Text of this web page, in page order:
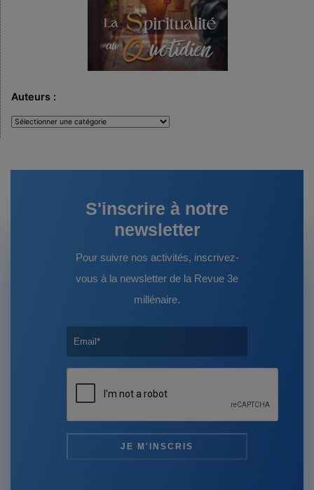
Auteurs :
Auteurs
:
S'inscrire à notre
newsletter
Pour suivre nos activités, inscrivez-
vous à la newsletter de la Revue 3e
millénaire.